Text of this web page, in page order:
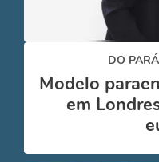
DO
Modelo
em